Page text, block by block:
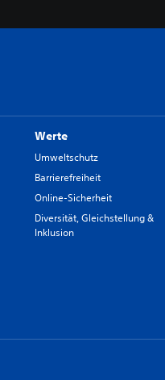
Werte
Umweltschutz
Barrierefreiheit
Online-Sicherheit
Diversität, Gleichstellung &
Inklusion